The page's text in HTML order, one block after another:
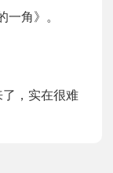
角》。
，实在很难